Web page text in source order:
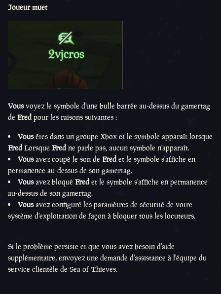
Joueur muet
Vousvoyez le symbole d'une bulle barrée au-dessus du gamertag
de Fred pour les raisons suivantes :
Vousêtes dans un groupe Xbox et le symbole apparaît lorsque
Fred Lorsque Fred ne parle pas, aucun symbole n'apparaît.
Vousavez coupé le son de Fred et le symbole s'affiche en
permanence au-dessus de son gamertag.
Vousavez bloqué Fred et le symbole s'affiche en permanence
au-dessus de son gamertag.
Vousavez configuré les paramètres de sécurité de votre
système d'exploitation de façon à bloquer tous les locuteurs.
Si le problème persiste et que vous avez besoin d'aide
supplémentaire, envoyez une demande d'assistance à l'équipe du
service clientèle de Sea of Thieves.